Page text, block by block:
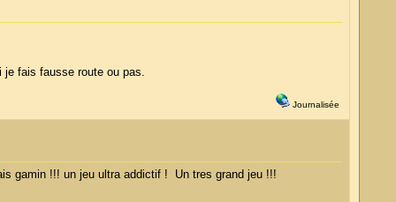
je fais fausse route ou pas.
Journalisée
gamin !!! un jeu ultra addictif ! Un tres grand jeu !!!